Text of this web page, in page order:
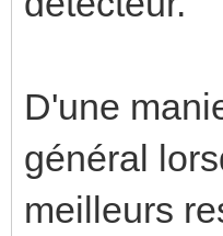
D'une
général
meilleurs